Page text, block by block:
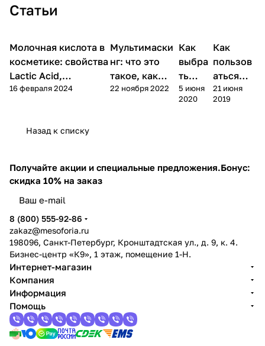
Статьи
Компоненты
косметики
Молочная кислота в
косметике: свойства
Lactic Acid,
концентрации и
16 февраля 2024
Уход за
лицом
Мультимаски
нг: что это
такое, как
делать и
22 ноября 2022
за
лицом
Как
выбра
ть
маску
для
5 июня
2020
за
Как
пользов
аться
маской
для лица
21 июня
2019
Назад к списку
Получайте акции и специальные предложения.Бонус:
скидка 10% на заказ
8 (800) 555-92-86
zakaz@mesoforia.ru
198096, Санкт-Петербург, Кронштадтская ул., д. 9, к. 4.
Бизнес-центр «К9», 1 этаж, помещение 1-Н.
Интернет-магазин
Компания
Информация
Помощь